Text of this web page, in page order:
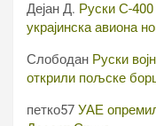
Дејан Д. Руски С-
украјинска авиона
Слободан Руски
открили пољске
петко57 УАЕ